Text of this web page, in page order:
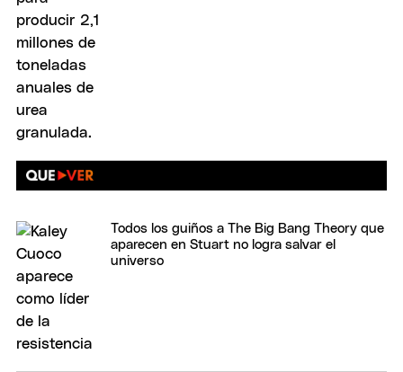
Todos los guiños a The Big Bang Theory que
aparecen en Stuart no logra salvar el
universo